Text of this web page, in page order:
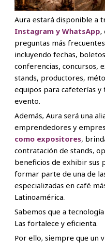
Aura estará disponible a
Instagram y WhatsApp,
preguntas más
incluyendo fechas,
conferencias, concursos,
stands, productores,
equipos para cafeterías y
evento.
Además, Aura será una
emprendedores y
como expositores,
contratación de stands,
beneficios de exhibir sus
formar parte de una de
especializadas en café
Latinoamérica.
Sabemos que a
Las fortalece y eficienta.
Por ello, siempre que un